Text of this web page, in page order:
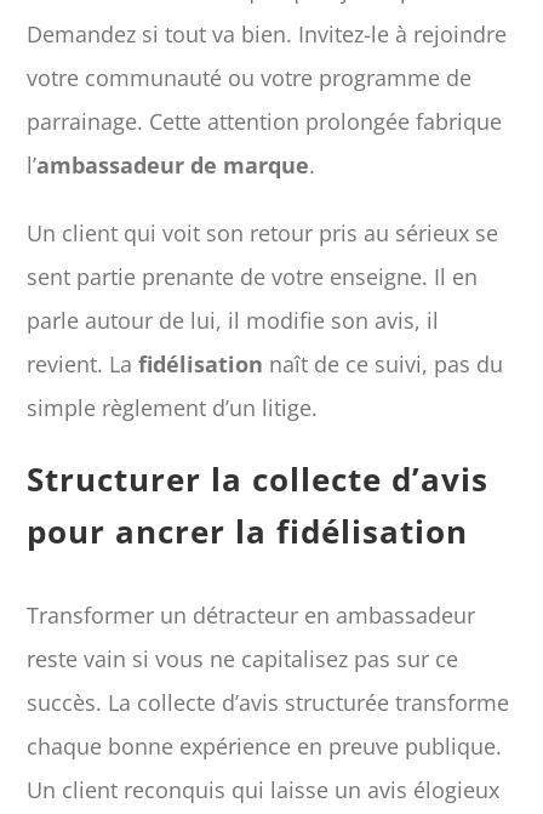
Demandez si tout va bien. Invitez-le à rejoindre
votre communauté ou votre programme de
parrainage. Cette attention prolongée fabrique
l’ambassadeur de marque.
Un client qui voit son retour pris au sérieux se
sent partie prenante de votre enseigne. Il en
parle autour de lui, il modifie son avis, il
revient. Lafidélisation naît de ce suivi, pas du
simple règlement d’un litige.
Structurer la collecte d’avis
pour ancrer la fidélisation
Transformer un détracteur en ambassadeur
reste vain si vous ne capitalisez pas sur ce
succès. La collecte d’avis structurée transforme
chaque bonne expérience en preuve publique.
Un client reconquis qui laisse un avis élogieux